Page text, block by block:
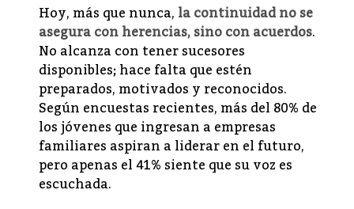
Hoy, más que nunca,la continuidad no se
asegura con herencias, sino con acuerdos.
No alcanza con tener sucesores
disponibles; hace falta que estén
preparados, motivados y reconocidos.
Según encuestas recientes, más del 80% de
los jóvenes que ingresan a empresas
familiares aspiran a liderar en el futuro,
pero apenas el 41% siente que su voz es
escuchada.